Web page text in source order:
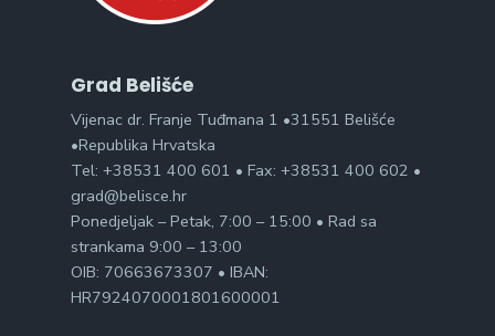
Grad Belišće
Vijenac dr. Franje Tuđmana 1 •31551 Belišće
•Republika Hrvatska
Tel: +38531 400 601 • Fax: +38531 400 602 •
grad@belisce.hr
Ponedjeljak – Petak, 7:00 – 15:00 • Rad sa
strankama 9:00 – 13:00
OIB: 70663673307 • IBAN:
HR7924070001801600001